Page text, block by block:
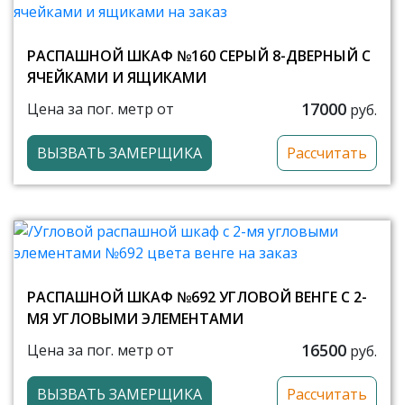
РАСПАШНОЙ ШКАФ №160 СЕРЫЙ 8-ДВЕРНЫЙ С
ЯЧЕЙКАМИ И ЯЩИКАМИ
Цена за пог. метр от
17000 руб.
ВЫЗВАТЬ ЗАМЕРЩИКА Рассчитать
РАСПАШНОЙ ШКАФ №692 УГЛОВОЙ ВЕНГЕ С 2-
МЯ УГЛОВЫМИ ЭЛЕМЕНТАМИ
Цена за пог. метр от
16500 руб.
ВЫЗВАТЬ ЗАМЕРЩИКА Рассчитать